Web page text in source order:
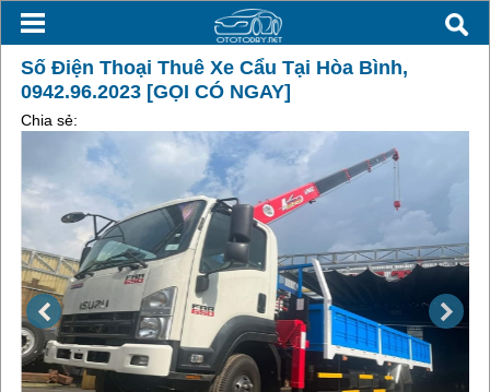
Số Điện Thoại Thuê Xe Cẩu Tại Hòa Bình,
0942.96.2023 [GỌI CÓ NGAY]
Chia sẻ: